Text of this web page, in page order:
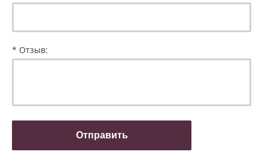
* Отзыв: